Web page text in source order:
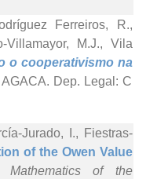
Ferreiros, R.,
Villamayor, M.J., Vila
o cooperativismo na
Dep. Legal: C
Jurado, I., Fiestras-
of the Owen Value
of the